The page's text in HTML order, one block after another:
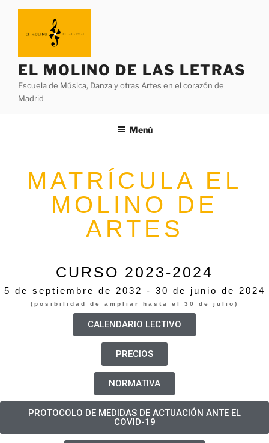
EL MOLINO DE LAS LETRAS
Escuela de Música, Danza y otras Artes en el corazón de
Madrid
Menú
MATRÍCULA EL
MOLINO DE
ARTES
CURSO 2023-2024
5 de septiembre de 2032 - 30 de junio de 2024
(posibilidad de ampliar hasta el 30 de julio)
CALENDARIO LECTIVO
PRECIOS
NORMATIVA
PROTOCOLO DE MEDIDAS DE ACTUACIÓN ANTE EL
COVID-19